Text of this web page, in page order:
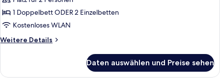
1 Doppelbett ODER 2 Einzelbetten
Kostenloses WLAN
Weitere Details
Weitere
Daten auswählen und Preise sehen